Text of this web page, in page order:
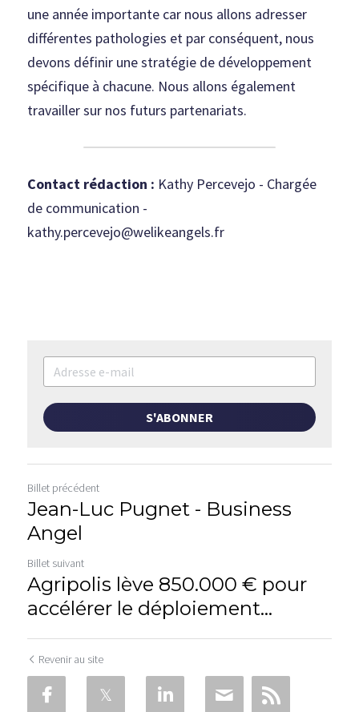
une année importante car nous allons adresser
différentes pathologies et par conséquent, nous
devons définir une stratégie de développement
spécifique à chacune. Nous allons également
travailler sur nos futurs partenariats.
Contact rédaction : Kathy Percevejo - Chargée
de communication -
kathy.percevejo@welikeangels.fr
S'ABONNER
Billet précédent
Jean-Luc Pugnet - Business
Angel
Billet suivant
Agripolis lève 850.000 € pour
accélérer le déploiement...
Revenir au site